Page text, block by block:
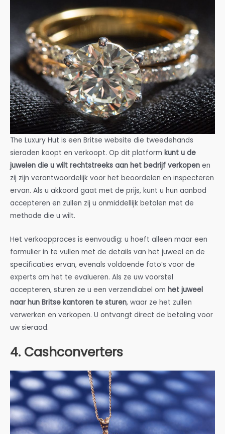
The Luxury Hut is een Britse website die tweedehands
sieraden koopt en verkoopt. Op dit platform kunt u de
juwelen die u wilt rechtstreeks aan het bedrijf verkopen en
zij zijn verantwoordelijk voor het beoordelen en inspecteren
ervan. Als u akkoord gaat met de prijs, kunt u hun aanbod
accepteren en zullen zij u onmiddellijk betalen met de
methode die u wilt.
Het verkoopproces is eenvoudig: u hoeft alleen maar een
formulier in te vullen met de details van het juweel en de
specificaties ervan, evenals voldoende foto’s voor de
experts om het te evalueren. Als ze uw voorstel
accepteren, sturen ze u een verzendlabel om het juweel
naar hun Britse kantoren te sturen, waar ze het zullen
verwerken en verkopen. U ontvangt direct de betaling voor
uw sieraad.
4. Cashconverters